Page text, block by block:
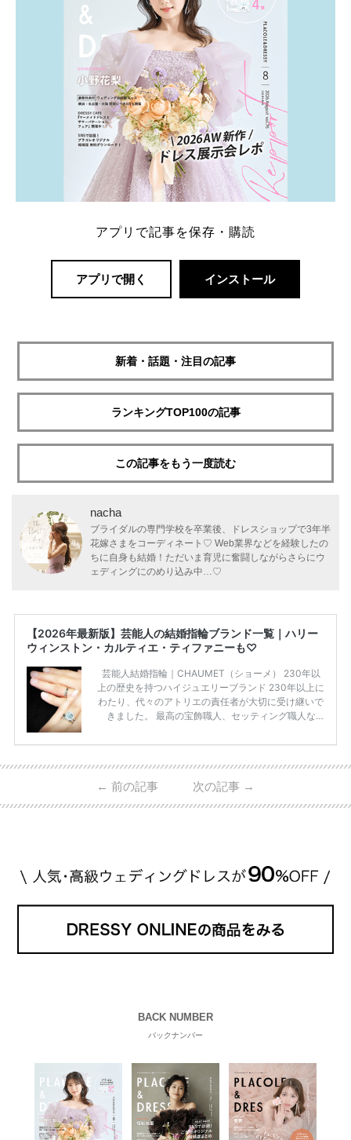
アプリで記事を保存・購読
アプリで開く インストール
新着・話題・注目の記事
ランキングTOP100の記事
この記事をもう一度読む
nacha
ブライダルの専門学校を卒業後、ドレスショップで3年半
花嫁さまをコーディネート♡ Web業界などを経験したの
ちに自身も結婚！ただいま育児に奮闘しながらさらにウ
ェディングにのめり込み中…♡
【2026年最新版】芸能人の結婚指輪ブランド一覧｜ハリー
ウィンストン・カルティエ・ティファニーも♡
芸能人結婚指輪｜CHAUMET（ショーメ） 230年以
上の歴史を持つハイジュエリーブランド 230年以上に
わたり、代々のアトリエの責任者が大切に受け継いで
きました。 最高の宝飾職人、セッティング職人な
高品質の宝石を扱っています。 至高のデザインと品
ん・魔裟斗さんの婚約指輪 魔裟斗さんが矢沢さんに
贈られた指輪は1カラットのものです。 ショーメの価
← 前の記事 次の記事 →
BACK NUMBER
バックナンバー